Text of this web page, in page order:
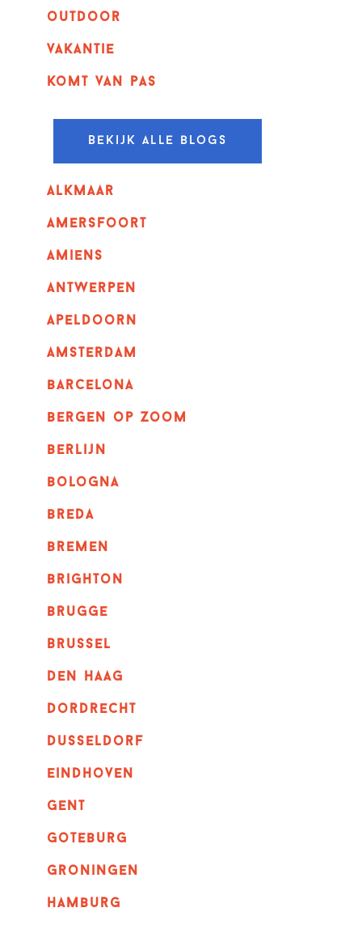
outdoor
vakantie
komt van pas
Bekijk alle blogs
alkmaar
amersfoort
amiens
Antwerpen
apeldoorn
Amsterdam
barcelona
bergen op zoom
berlijn
bologna
breda
bremen
brighton
brugge
Brussel
Den haag
dordrecht
dusseldorf
eindhoven
GENT
goteburg
groningen
hamburg